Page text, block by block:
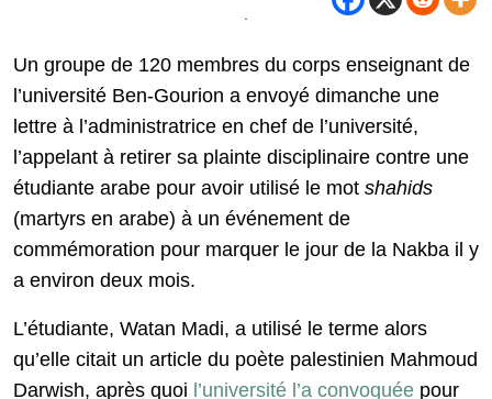
Un groupe de 120 membres du corps enseignant de
l’université Ben-Gourion a envoyé dimanche une
lettre à l’administratrice en chef de l’université,
l’appelant à retirer sa plainte disciplinaire contre une
étudiante arabe pour avoir utilisé le mot shahids
(martyrs en arabe) à un événement de
commémoration pour marquer le jour de la Nakba il y
a environ deux mois.
L’étudiante, Watan Madi, a utilisé le terme alors
qu’elle citait un article du poète palestinien Mahmoud
Darwish, après quoi l’université l’a convoquée pour